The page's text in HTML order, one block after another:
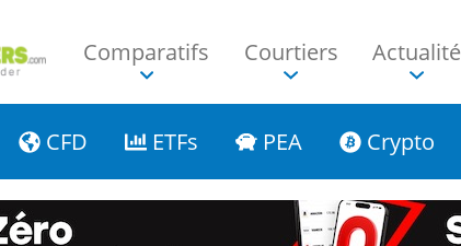
Comparatifs Courtiers Actualité
CFD ETFs PEA Crypto